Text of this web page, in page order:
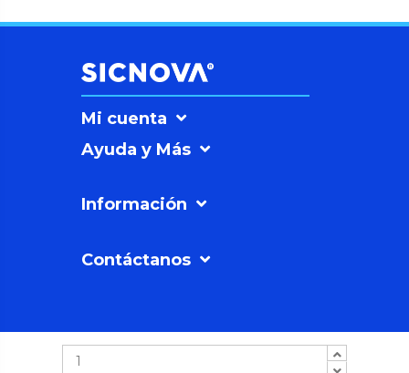
Mi cuenta
Ayuda y Más
Información
Contáctanos
SICNOVAº